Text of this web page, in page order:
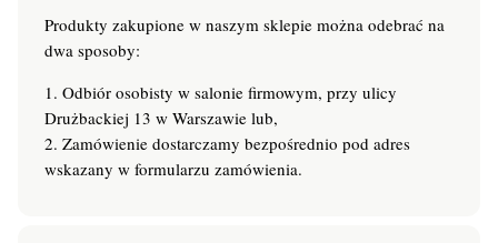
Produkty zakupione w naszym sklepie można odebrać na
dwa sposoby:
1. Odbiór osobisty w salonie firmowym, przy ulicy
Drużbackiej 13 w Warszawie lub,
2. Zamówienie dostarczamy bezpośrednio pod adres
wskazany w formularzu zamówienia.